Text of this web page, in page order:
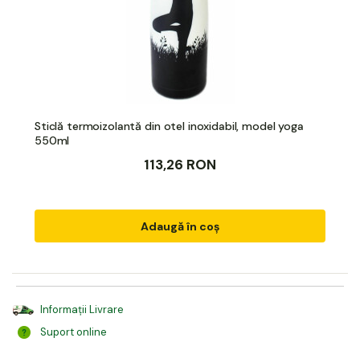
Sticlă termoizolantă din otel inoxidabil, model yoga
550ml
113,26 RON
Adaugă în coș
Informații Livrare
Suport online